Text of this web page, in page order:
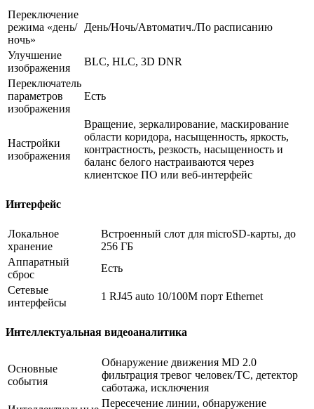
Переключение
режима «день/
ночь»
День/Ночь/Автоматич./По расписанию
Улучшение
изображения
BLC, HLC, 3D DNR
Переключатель
параметров
изображения
Есть
Настройки
изображения
Вращение, зеркалирование, маскирование
области коридора, насыщенность, яркость,
контрастность, резкость, насыщенность и
баланс белого настраиваются через
клиентское ПО или веб-интерфейс
Интерфейс
Локальное
хранение
Встроенный слот для microSD-карты, до
256 ГБ
Аппаратный
сброс
Есть
Сетевые
интерфейсы
1 RJ45 auto 10/100M порт Ethernet
Интеллектуальная видеоаналитика
Основные
события
Обнаружение движения MD 2.0
фильтрация тревог человек/ТС, детектор
саботажа, исключения
Пересечение линии, обнаружение